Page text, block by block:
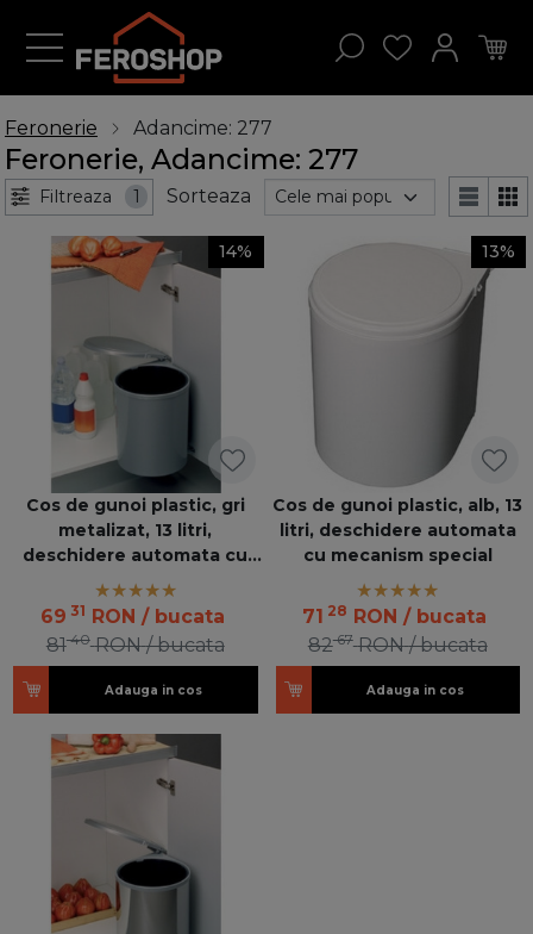
Feronerie Adancime: 277
Feronerie, Adancime: 277
Filtreaza 1 Sorteaza
14%
Cos de gunoi plastic, gri
metalizat, 13 litri,
deschidere automata cu
mecanism special
69 31 RON / bucata
8140 RON / bucata
Adauga in cos
13%
Cos de gunoi plastic, alb, 13
litri, deschidere automata
cu mecanism special
71 28 RON / bucata
8267 RON / bucata
Adauga in cos